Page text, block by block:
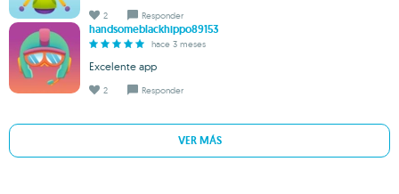
2 Responder
handsomeblackhippo89153
hace 3 meses
Excelente app
2 Responder
VER MÁS